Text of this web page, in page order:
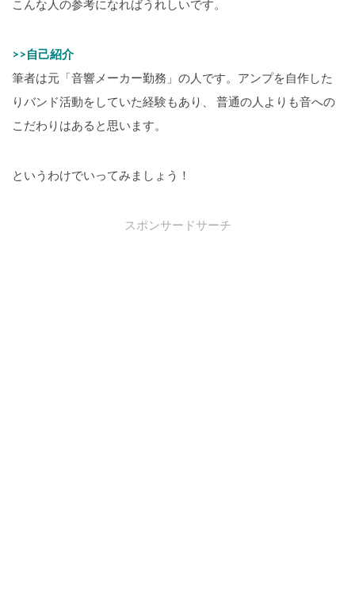
こんな人の参考になればうれしいです。
>>自己紹介
筆者は元「音響メーカー勤務」の人です。アンプを自作した
りバンド活動をしていた経験もあり、 普通の人よりも音への
こだわりはあると思います。
というわけでいってみましょう！
スポンサードサーチ